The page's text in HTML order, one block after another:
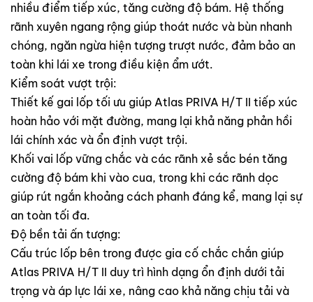
nhiều điểm tiếp xúc, tăng cường độ bám. Hệ thống
rãnh xuyên ngang rộng giúp thoát nước và bùn nhanh
chóng, ngăn ngừa hiện tượng trượt nước, đảm bảo an
toàn khi lái xe trong điều kiện ẩm ướt.
Kiểm soát vượt trội:
Thiết kế gai lốp tối ưu giúp Atlas PRIVA H/T II tiếp xúc
hoàn hảo với mặt đường, mang lại khả năng phản hồi
lái chính xác và ổn định vượt trội.
Khối vai lốp vững chắc và các rãnh xẻ sắc bén tăng
cường độ bám khi vào cua, trong khi các rãnh dọc
giúp rút ngắn khoảng cách phanh đáng kể, mang lại sự
an toàn tối đa.
Độ bền tải ấn tượng:
Cấu trúc lốp bên trong được gia cố chắc chắn giúp
Atlas PRIVA H/T II duy trì hình dạng ổn định dưới tải
trọng và áp lực lái xe, nâng cao khả năng chịu tải và